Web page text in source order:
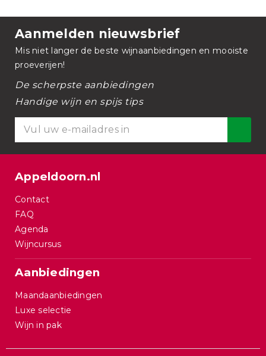
Aanmelden nieuwsbrief
Mis niet langer de beste wijnaanbiedingen en mooiste
proeverijen!
De scherpste aanbiedingen
Handige wijn en spijs tips
Appeldoorn.nl
Contact
FAQ
Agenda
Wijncursus
Aanbiedingen
Maandaanbiedingen
Luxe selectie
Wijn in pak